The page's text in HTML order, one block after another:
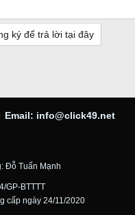
ký để trả lời tại đây
Email: info@click49.net
Đỗ Tuấn Mạnh
GP-BTTTT
cấp ngày 24/11/2020